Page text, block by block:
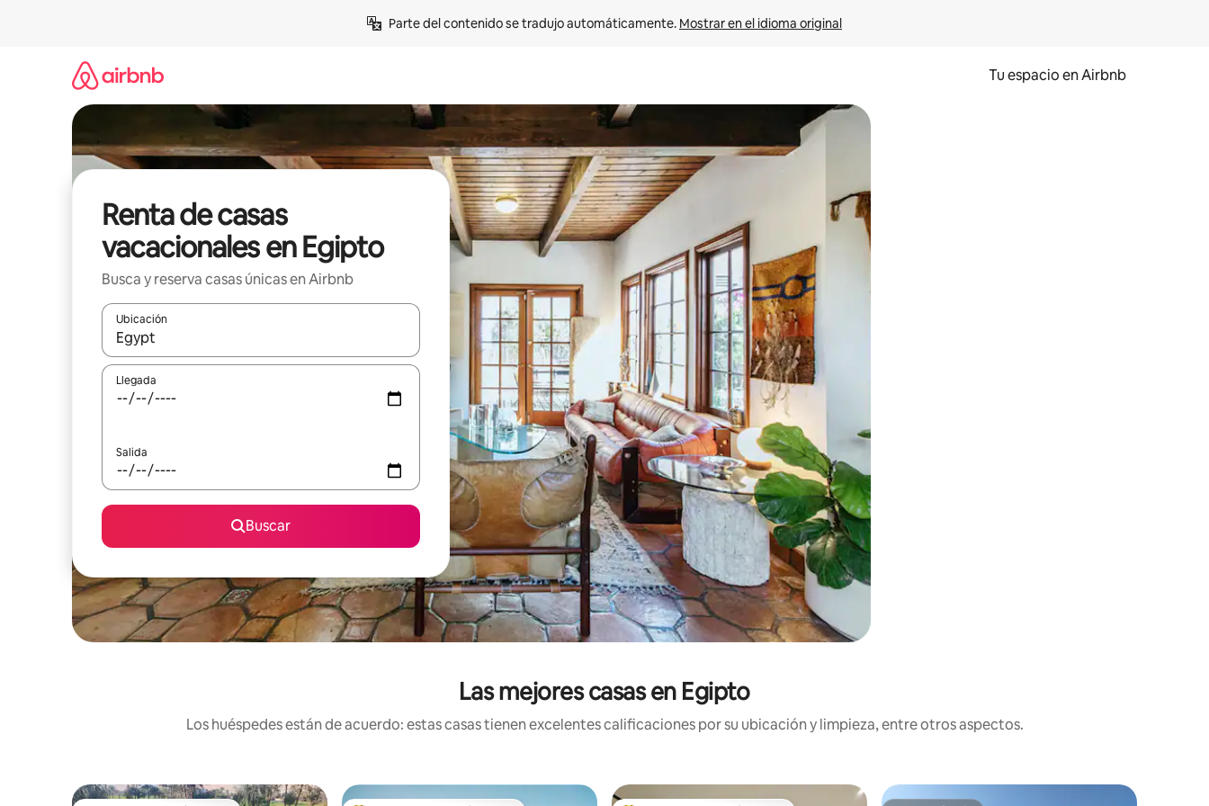
Parte del contenido se tradujo automáticamente. Mostrar en el idioma original
Tu espacio en Airbnb
Renta de casas
vacacionales en Egipto
Busca y reserva casas únicas en Airbnb
Ubicación
Cuando los resultados estén disponibles, podrás navegar usando las teclas de las flechas hacia arriba y hacia abajo, o bien tocando y deslizando la pantalla.
Llegada
Salida
Buscar
Las mejores casas en Egipto
Los huéspedes están de acuerdo: estas casas tienen excelentes calificaciones por su ubicación y limpieza, entre otros aspectos.